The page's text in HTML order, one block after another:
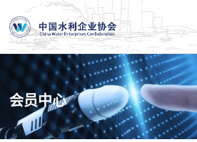
会员中心